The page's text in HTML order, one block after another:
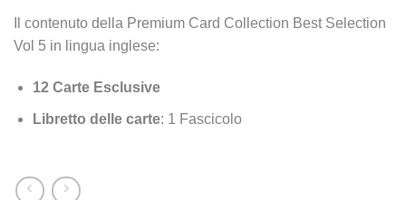
Il contenuto della Premium Card Collection Best Selection
Vol 5 in lingua inglese:
12 Carte Esclusive
Libretto delle carte: 1 Fascicolo